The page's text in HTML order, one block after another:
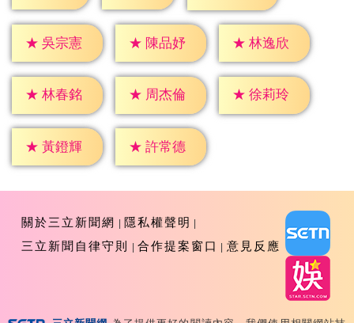
★ 吳宗憲 ★ 陳品妤 ★ 林逸欣
★ 林春銘 ★ 周杰倫 ★ 徐莉玲
★ 黃鐙輝 ★ 許常德
關於三立新聞網
隱私權聲明
三立新聞自律守則
合作提案窗口 意見反應